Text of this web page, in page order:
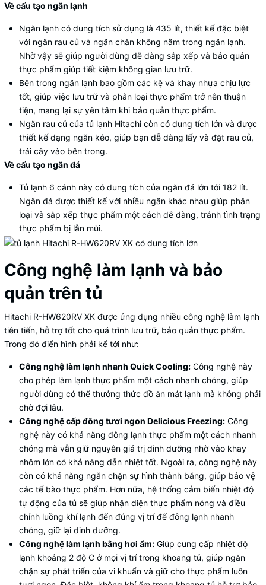
Về cấu tạo ngăn lạnh
Ngăn lạnh có dung tích sử dụng là 435 lít, thiết kế đặc biệt
với ngăn rau củ và ngăn chân không nằm trong ngăn lạnh.
Nhờ vậy sẽ giúp người dùng dễ dàng sắp xếp và bảo quản
thực phẩm giúp tiết kiệm không gian lưu trữ.
Bên trong ngăn lạnh bao gồm các kệ và khay nhựa chịu lực
tốt, giúp việc lưu trữ và phân loại thực phẩm trở nên thuận
tiện, mang lại sự yên tâm khi bảo quản thực phẩm.
Ngăn rau củ của tủ lạnh Hitachi còn có dung tích lớn và được
thiết kế dạng ngăn kéo, giúp bạn dễ dàng lấy và đặt rau củ,
trái cây vào bên trong.
Về cấu tạo ngăn đá
Tủ lạnh 6 cánh này có dung tích của ngăn đá lớn tới 182 lít.
Ngăn đá được thiết kế với nhiều ngăn khác nhau giúp phân
loại và sắp xếp thực phẩm một cách dễ dàng, tránh tình trạng
thực phẩm bị lẫn mùi.
Công nghệ làm lạnh và bảo
quản trên tủ
Hitachi R-HW620RV XK được ứng dụng nhiều công nghệ làm lạnh
tiên tiến, hỗ trợ tốt cho quá trình lưu trữ, bảo quản thực phẩm.
Trong đó điển hình phải kể tới như:
Công nghệ làm lạnh nhanh Quick Cooling: Công nghệ này
cho phép làm lạnh thực phẩm một cách nhanh chóng, giúp
người dùng có thể thưởng thức đồ ăn mát lạnh mà không phải
chờ đợi lâu.
Công nghệ cấp đông tươi ngon Delicious Freezing: Công
nghệ này có khả năng đông lạnh thực phẩm một cách nhanh
chóng mà vẫn giữ nguyên giá trị dinh dưỡng nhờ vào khay
nhôm lớn có khả năng dẫn nhiệt tốt. Ngoài ra, công nghệ này
còn có khả năng ngăn chặn sự hình thành băng, giúp bảo vệ
các tế bào thực phẩm. Hơn nữa, hệ thống cảm biến nhiệt độ
tự động của tủ sẽ giúp nhận diện thực phẩm nóng và điều
chỉnh luồng khí lạnh đến đúng vị trí để đông lạnh nhanh
chóng, giữ lại dinh dưỡng.
Công nghệ làm lạnh bằng hơi ẩm: Giúp cung cấp nhiệt độ
lạnh khoảng 2 độ C ở mọi vị trí trong khoang tủ, giúp ngăn
chặn sự phát triển của vi khuẩn và giữ cho thực phẩm luôn